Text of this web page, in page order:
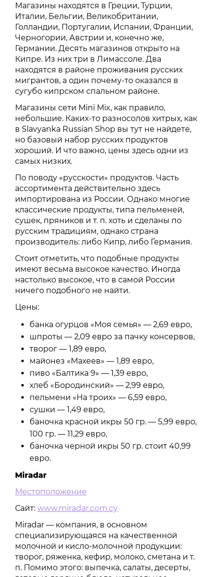
Магазины находятся в Греции, Турции,
Италии, Бельгии, Великобритании,
Голландии, Португалии, Испании, Франции,
Черногории, Австрии и, конечно же,
Германии. Десять магазинов открыто на
Кипре. Из них три в Лимассоле. Два
находятся в районе проживания русских
мигрантов, а один почему-то оказался в
сугубо кипрском спальном районе.
Магазины сети Mini Mix, как правило,
небольшие. Каких-то разносолов хитрых, как
в Slavyanka Russian Shop вы тут не найдете,
но базовый набор русских продуктов
хороший. И что важно, цены здесь одни из
самых низких.
По поводу «русскости» продуктов. Часть
ассортимента действительно здесь
импортирована из России. Однако многие
классические продукты, типа пельменей,
сушек, пряников и т. п. хоть и сделаны по
русским традициям, однако страна
производитель: либо Кипр, либо Германия.
Стоит отметить, что подобные продукты
имеют весьма высокое качество. Иногда
настолько высокое, что в самой России
ничего подобного не найти.
Цены:
банка огурцов «Моя семья» — 2,69 евро,
шпроты — 2,09 евро за пачку консервов,
творог — 1,89 евро,
майонез «Махеев» — 1,89 евро,
пиво «Балтика 9» — 1,39 евро,
хлеб «Бородинский» — 2,99 евро,
пельмени «На троих» — 6,59 евро,
сушки — 1,49 евро,
баночка красной икры 50 гр. — 5,99 евро,
100 гр. — 11,29 евро,
баночка черной икры 50 гр. стоит 40,99
евро.
Miradar
Местоположение
Сайт: www.miradar.com.cy
Miradar — компания, в основном
специализирующаяся на качественной
молочной и кисло-молочной продукции:
творог, ряженка, кефир, молоко, сметана и т.
п. Помимо этого: выпечка, салаты, десерты,